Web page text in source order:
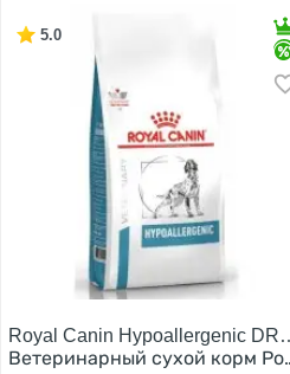
для собак с
5.0
Royal Canin Hypoallergenic
Ветеринарный сухой корм